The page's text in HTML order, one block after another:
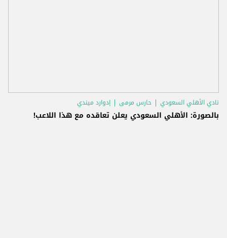
نادي الأهلي السعودي حارس مرمى إدوارد ميندي
بالصورة: الأهلي السعودي يعلن تعاقده مع هذا اللاعب!